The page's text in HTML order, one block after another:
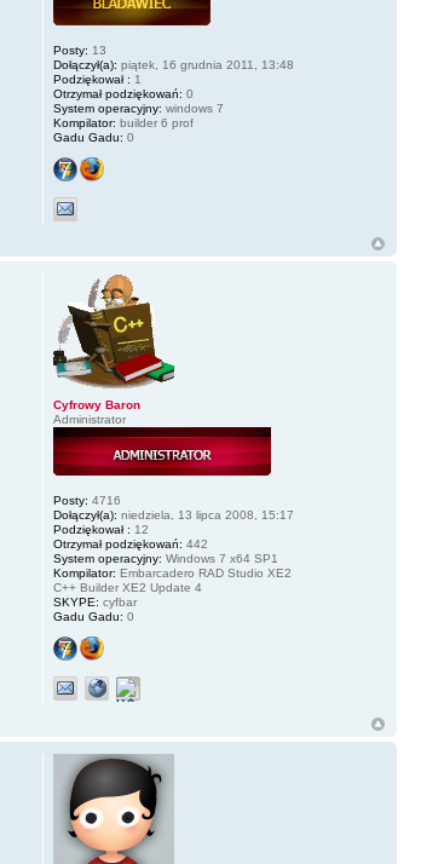
Posty: 13
Dołączył(a): piątek, 16 grudnia 2011, 13:48
Podziękował : 1
Otrzymał podziękowań: 0
System operacyjny: windows 7
Kompilator: builder 6 prof
Gadu Gadu: 0
Cyfrowy Baron
Administrator
Posty: 4716
Dołączył(a): niedziela, 13 lipca 2008, 15:17
Podziękował : 12
Otrzymał podziękowań: 442
System operacyjny: Windows 7 x64 SP1
Kompilator: Embarcadero RAD Studio XE2
C++ Builder XE2 Update 4
SKYPE: cyfbar
Gadu Gadu: 0